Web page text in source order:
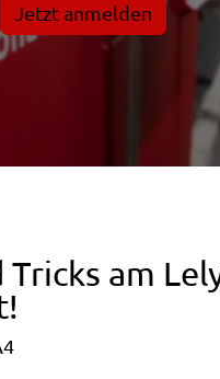
Jetzt anmelden
am